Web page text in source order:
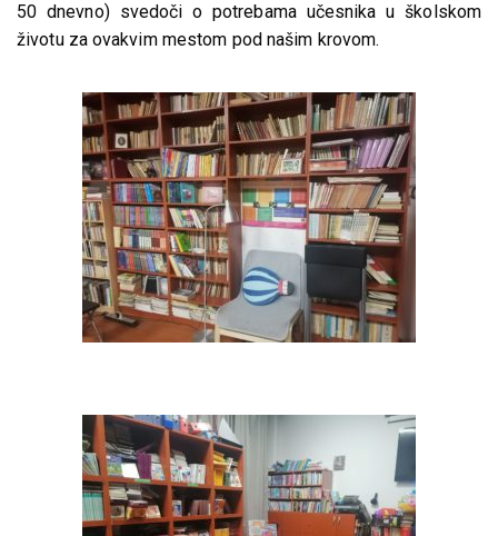
50 dnevno) svedoči o potrebama učesnika u školskom
životu za ovakvim mestom pod našim krovom.